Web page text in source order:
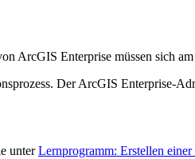
ArcGIS Enterprise müssen sich
Der ArcGIS Enterprise-
unterLernprogramm: Erstellen